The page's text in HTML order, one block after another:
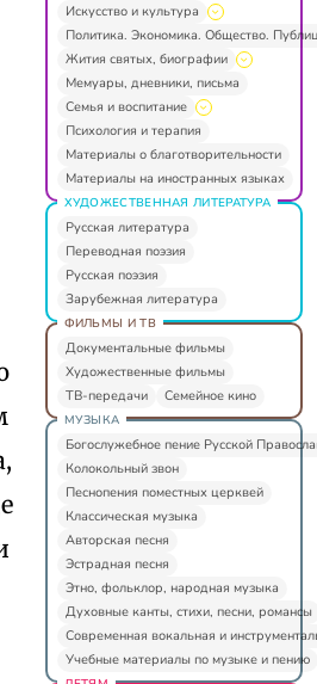
Искусство и культура
Политика. Экономика. Общество.
Жития святых, биографии
Мемуары, дневники, письма
Семья и воспитание
Психология и терапия
Материалы о благотворительности
Материалы на иностранных языках
ХУДОЖЕСТВЕННАЯ ЛИТЕРАТУРА
Русская литература
Переводная поэзия
Русская поэзия
Зарубежная литература
ФИЛЬМЫ И ТВ
Документальные фильмы
Художественные фильмы
ТВ-передачи
Семейное кино
МУЗЫКА
Богослужебное пение Русской
Колокольный звон
Песнопения поместных церквей
Классическая музыка
Авторская песня
Эстрадная песня
Этно, фольклор, народная музыка
Духовные канты, стихи, песни, романсы
Современная вокальная и
Учебные материалы по музыке и пению